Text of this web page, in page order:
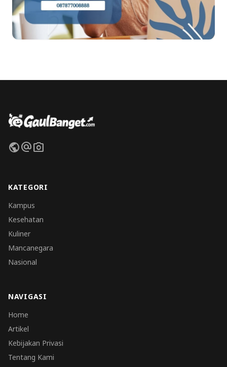
publicalternate_emailphoto_camera
KATEGORI
Kampus
Kesehatan
Kuliner
Mancanegara
Nasional
NAVIGASI
Home
Artikel
Kebijakan Privasi
Tentang Kami